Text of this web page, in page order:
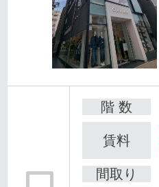
階 数
賃料
間取り